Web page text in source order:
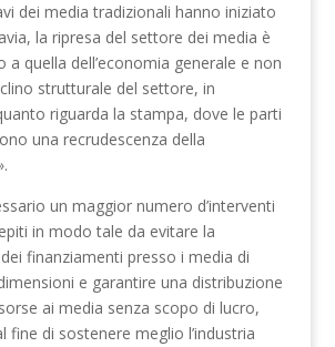
dei media tradizionali hanno iniziato
la ripresa del settore dei media è
a quella dell’economia generale e non
strutturale del settore, in
riguarda la stampa, dove le parti
una recrudescenza della
un maggior numero d’interventi
in modo tale da evitare la
finanziamenti presso i media di
e garantire una distribuzione
ai media senza scopo di lucro,
fine di sostenere meglio l’industria